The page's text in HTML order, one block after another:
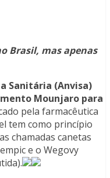
Brasil, mas apenas
Sanitária (Anvisa)
Mounjaro para
pela farmacêutica
tem como princípio
chamadas canetas
e o Wegovy